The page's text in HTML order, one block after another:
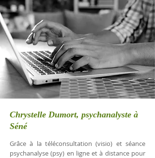
Chrystelle Dumort, psychanalyste à
Séné
Grâce à la téléconsultation (visio) et séance
psychanalyse (psy) en ligne et à distance pour